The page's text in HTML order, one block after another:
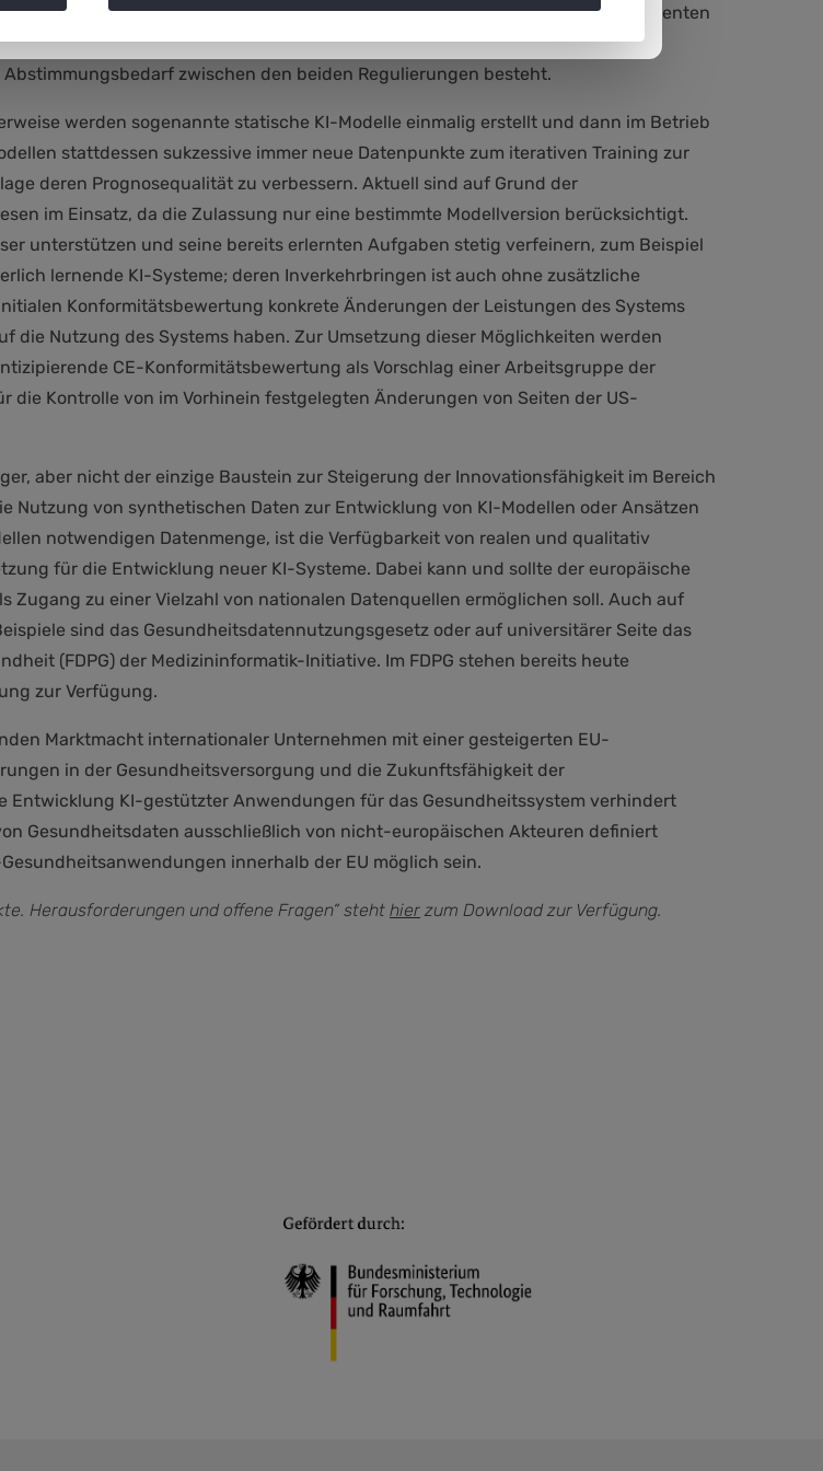
schon bei Geräten, die für Forschungszwecke an Patientinnen und Patienten
sollte daher für die Entwicklung von Medizinprodukten nicht durch
zwischen den beiden Regulierungen besteht.
werden sogenannte statische KI-Modelle einmalig erstellt und dann im Betrieb
stattdessen sukzessive immer neue Datenpunkte zum iterativen Training zur
deren Prognosequalität zu verbessern. Aktuell sind auf Grund der
im Einsatz, da die Zulassung nur eine bestimmte Modellversion berücksichtigt.
unterstützen und seine bereits erlernten Aufgaben stetig verfeinern, zum Beispiel
lernende KI-Systeme; deren Inverkehrbringen ist auch ohne zusätzliche
Konformitätsbewertung konkrete Änderungen der Leistungen des Systems
Nutzung des Systems haben. Zur Umsetzung dieser Möglichkeiten werden
CE-Konformitätsbewertung als Vorschlag einer Arbeitsgruppe der
die Kontrolle von im Vorhinein festgelegten Änderungen von Seiten der US-
aber nicht der einzige Baustein zur Steigerung der Innovationsfähigkeit im Bereich
von synthetischen Daten zur Entwicklung von KI-Modellen oder Ansätzen
notwendigen Datenmenge, ist die Verfügbarkeit von realen und qualitativ
für die Entwicklung neuer KI-Systeme. Dabei kann und sollte der europäische
Zugang zu einer Vielzahl von nationalen Datenquellen ermöglichen soll. Auch auf
sind das Gesundheitsdatennutzungsgesetz oder auf universitärer Seite das
(FDPG) der Medizininformatik-Initiative. Im FDPG stehen bereits heute
zur Verfügung.
Marktmacht internationaler Unternehmen mit einer gesteigerten EU-
in der Gesundheitsversorgung und die Zukunftsfähigkeit der
KI-gestützter Anwendungen für das Gesundheitssystem verhindert
Gesundheitsdaten ausschließlich von nicht-europäischen Akteuren definiert
innerhalb der EU möglich sein.
Herausforderungen und offene Fragen“ steht hier zum Download zur Verfügung.